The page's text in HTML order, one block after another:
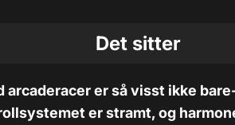
Det sitter
arcaderacer er så visst ikke
er stramt, og